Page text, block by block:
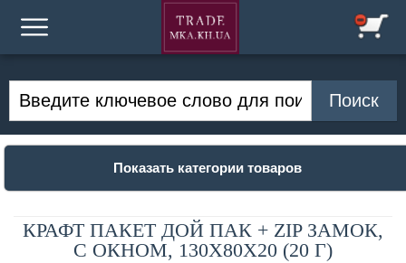
Показать категории товаров
КРАФТ ПАКЕТ ДОЙ ПАК + ZIP ЗАМОК,
С ОКНОМ, 130Х80Х20 (20 Г)